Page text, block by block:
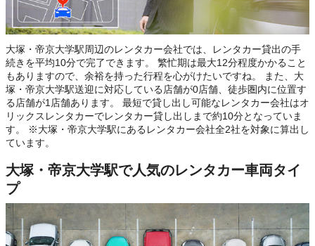
大塚・帝京大学駅周辺のレンタカー会社では、レンタカー貸出の手
続きを平均10分で完了できます。 繁忙期は最大12分程度かかること
もありますので、余裕を持った行程を心がけたいですね。 また、大
塚・帝京大学駅送迎に対応している店舗が0店舗、徒歩圏内に位置す
る店舗が1店舗あります。 最短で貸し出し可能なレンタカー会社はオ
リックスレンタカーでレンタカー貸し出しまで約10分となっていま
す。 ※大塚・帝京大学駅にあるレンタカー会社全2社を対象に算出し
ています。
大塚・帝京大学駅で人気のレンタカー車両タイ
プ